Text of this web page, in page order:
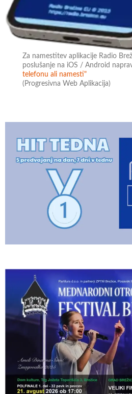
Za namestitev aplikacije Radio
poslušanje na iOS / Android
telefonu ali namesti"
(Progresivna Web Aplikacija)